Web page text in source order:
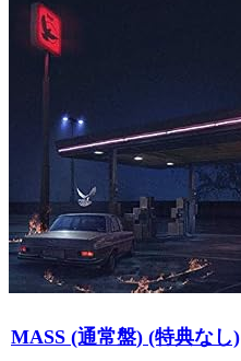
MASS (通常盤) (特典なし)